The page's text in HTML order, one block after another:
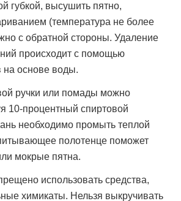
губкой, высушить пятно,
(температура не более
с обратной стороны. Удаление
происходит с помощью
на основе воды.
ручки или помады можно
10-процентный спиртовой
необходимо промыть теплой
полотенце поможет
мокрые пятна.
использовать средства,
химикаты. Нельзя выкручивать